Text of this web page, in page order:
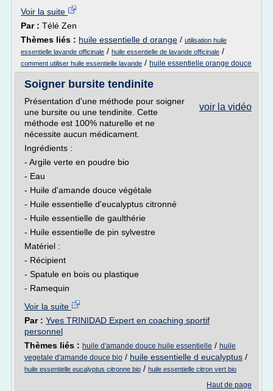
Voir la suite
Par : Télé Zen
Thèmes liés : huile essentielle d orange / utilisation huile
essentielle lavande officinale / huile essentielle de lavande officinale /
comment utiliser huile essentielle lavande / huile essentielle orange douce
Soigner bursite tendinite
voir la vidéo
Présentation d'une méthode pour soigner
une bursite ou une tendinite. Cette
méthode est 100% naturelle et ne
nécessite aucun médicament.
Ingrédients :
- Argile verte en poudre bio
- Eau
- Huile d'amande douce végétale
- Huile essentielle d'eucalyptus citronné
- Huile essentielle de gaulthérie
- Huile essentielle de pin sylvestre
Matériel :
- Récipient
- Spatule en bois ou plastique
- Ramequin
Voir la suite
Par : Yves TRINIDAD Expert en coaching sportif
personnel
Thèmes liés : huile d'amande douce huile essentielle / huile
vegetale d'amande douce bio / huile essentielle d eucalyptus /
huile essentielle eucalyptus citronne bio / huile essentielle citron vert bio
Haut de page